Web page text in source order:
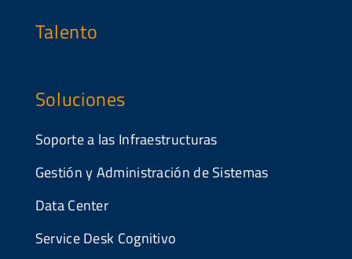
Talento
Soluciones
Soporte a las Infraestructuras
Gestión y Administración de Sistemas
Data Center
Service Desk Cognitivo